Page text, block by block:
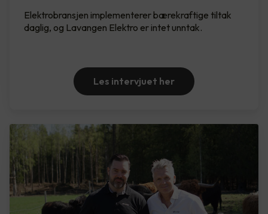
Elektrobransjen implementerer bærekraftige tiltak
daglig, og Lavangen Elektro er intet unntak.
Les intervjuet her